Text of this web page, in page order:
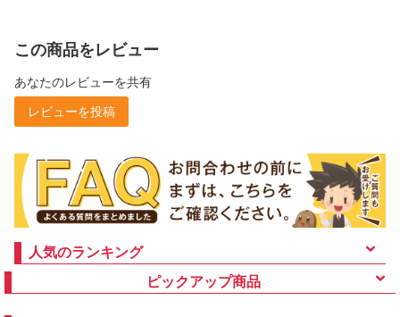
この商品をレビュー
あなたのレビューを共有
レビューを投稿
人気のランキング
ピックアップ商品